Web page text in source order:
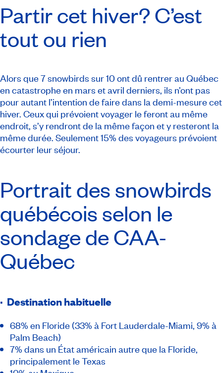
Partir cet hiver? C’est
tout ou rien
Alors que 7snowbirds sur 10 ont dû rentrer au Québec
en catastrophe en mars et avril derniers, ils n’ont pas
pour autant l’intention de faire dans la demi-mesure cet
hiver. Ceux qui prévoient voyager le feront au même
endroit, s’y rendront de la même façon et y resteront la
même durée. Seulement 15% des voyageurs prévoient
écourter leur séjour.
Portrait dessnowbirds
québécois selon le
sondage de CAA-
Québec
· Destination habituelle
68% en Floride (33% à Fort Lauderdale-Miami, 9% à
Palm Beach)
7% dans un État américain autre que la Floride,
principalement le Texas